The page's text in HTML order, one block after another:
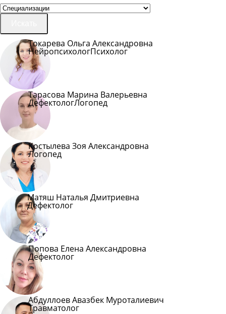
Токарева Ольга Александровна
НейропсихологПсихолог
Тарасова Марина Валерьевна
ДефектологЛогопед
Костылева Зоя Александровна
Логопед
Матяш Наталья Дмитриевна
Дефектолог
Попова Елена Александровна
Дефектолог
Абдуллоев Авазбек Муроталиевич
Травматолог